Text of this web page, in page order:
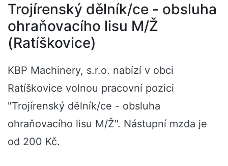
Trojírenský dělník/ce - obsluha
ohraňovacího lisu M/Ž
(Ratíškovice)
KBP Machinery, s.r.o. nabízí v obci
Ratíškovice volnou pracovní pozici
"Trojírenský dělník/ce - obsluha
ohraňovacího lisu M/Ž". Nástupní mzda je
od 200 Kč.